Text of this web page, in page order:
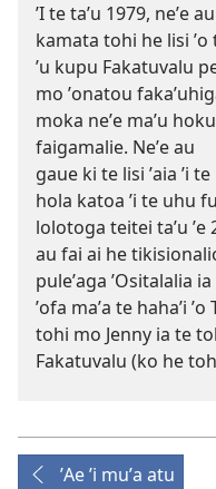
ʼI te taʼu 1979, neʼe au
kamata tohi he lisi ʼo
ʼu kupu Fakatuvalu
mo ʼonatou
moka neʼe maʼu hoku
faigamalie. Neʼe au
gaue ki te lisi ʼaia ʼi te
hola katoa ʼi te uhu
lolotoga teitei taʼu ʼe
au fai ai he
puleʼaga ʼOsitalalia
ʼofa maʼa te hahaʼi
tohi mo Jenny ia te
Fakatuvalu (ko he
ʼAe ʼi muʼa atu